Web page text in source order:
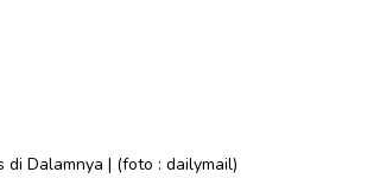
di Dalamnya | (foto : dailymail)